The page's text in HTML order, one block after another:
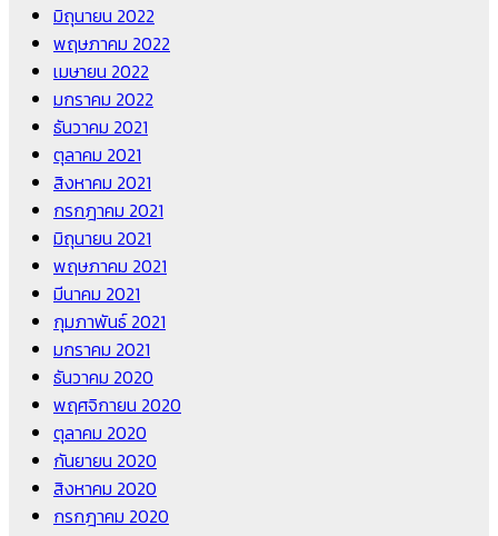
มิถุนายน 2022
พฤษภาคม 2022
เมษายน 2022
มกราคม 2022
ธันวาคม 2021
ตุลาคม 2021
สิงหาคม 2021
กรกฎาคม 2021
มิถุนายน 2021
พฤษภาคม 2021
มีนาคม 2021
กุมภาพันธ์ 2021
มกราคม 2021
ธันวาคม 2020
พฤศจิกายน 2020
ตุลาคม 2020
กันยายน 2020
สิงหาคม 2020
กรกฎาคม 2020